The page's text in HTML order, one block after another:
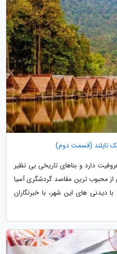
تایلند (قسمت دوم)
دارد و بناهای تاریخی بی نظیر
محبوب ترین مقاصد گردشگری آسیا
دیدنی های این شهر، با خبرنگاران